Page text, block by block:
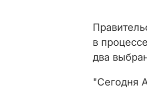
в
два
"Сегодня